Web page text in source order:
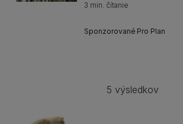
3 min. čítanie
Sponzorované Pro Plan
5 výsledkov